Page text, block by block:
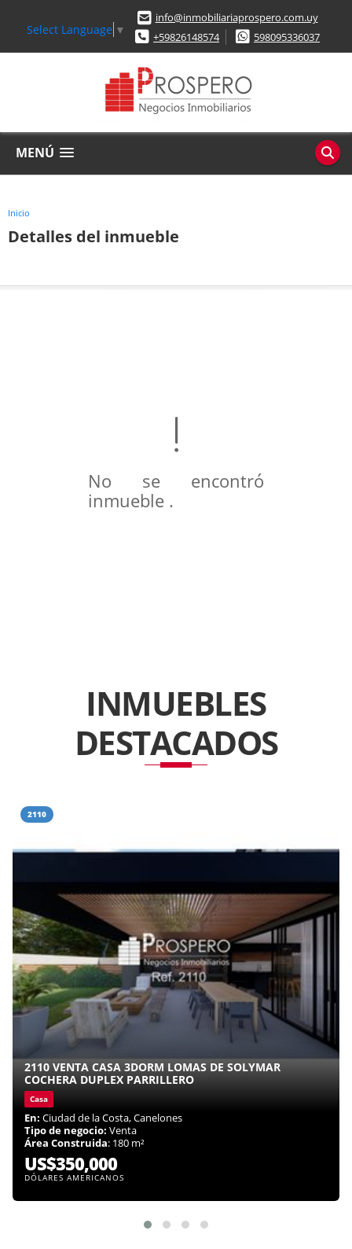
Select Language ▼
info@inmobiliariaprospero.com.uy
+59826148574
598095336037
MENÚ
Inicio
Detalles del inmueble
No se encontró
inmueble .
INMUEBLES
DESTACADOS
2110
2110 VENTA CASA 3DORM LOMAS DE SOLYMAR
COCHERA DUPLEX PARRILLERO
Casa
En: Ciudad de la Costa, Canelones
Tipo de negocio: Venta
Área Construida: 180 m²
US$350,000
DÓLARES AMERICANOS